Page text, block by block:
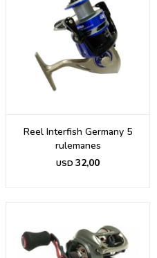
Reel Interfish Germany 5
rulemanes
USD 32,00